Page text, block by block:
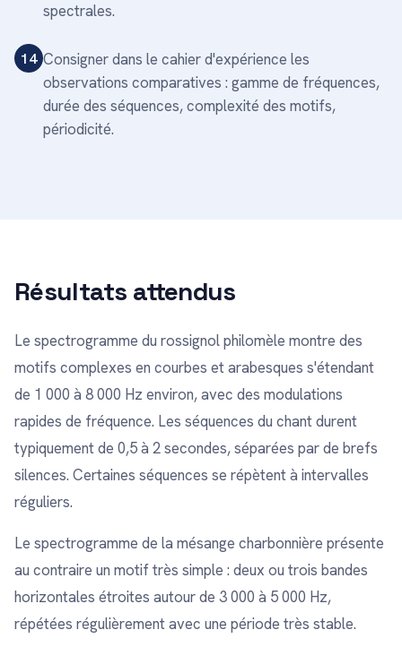
spectrales.
14 Consigner dans le cahier d'expérience les
observations comparatives : gamme de fréquences,
durée des séquences, complexité des motifs,
périodicité.
Résultats attendus
Le spectrogramme du rossignol philomèle montre des
motifs complexes en courbes et arabesques s'étendant
de 1 000 à 8 000 Hz environ, avec des modulations
rapides de fréquence. Les séquences du chant durent
typiquement de 0,5 à 2 secondes, séparées par de brefs
silences. Certaines séquences se répètent à intervalles
réguliers.
Le spectrogramme de la mésange charbonnière présente
au contraire un motif très simple : deux ou trois bandes
horizontales étroites autour de 3 000 à 5 000 Hz,
répétées régulièrement avec une période très stable.